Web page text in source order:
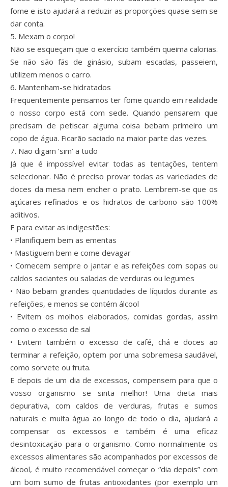
fome e isto ajudará a reduzir as proporções quase sem se
dar conta.
5. Mexam o corpo!
Não se esqueçam que o exercício também queima calorias.
Se não são fãs de ginásio, subam escadas, passeiem,
utilizem menos o carro.
6. Mantenham-se hidratados
Frequentemente pensamos ter fome quando em realidade
o nosso corpo está com sede. Quando pensarem que
precisam de petiscar alguma coisa bebam primeiro um
copo de água. Ficarão saciado na maior parte das vezes.
7. Não digam ‘sim’ a tudo
Já que é impossível evitar todas as tentações, tentem
seleccionar. Não é preciso provar todas as variedades de
doces da mesa nem encher o prato. Lembrem-se que os
açúcares refinados e os hidratos de carbono são 100%
aditivos.
E para evitar as indigestões:
• Planifiquem bem as ementas
• Mastiguem bem e come devagar
• Comecem sempre o jantar e as refeições com sopas ou
caldos saciantes ou saladas de verduras ou legumes
• Não bebam grandes quantidades de líquidos durante as
refeições, e menos se contém álcool
• Evitem os molhos elaborados, comidas gordas, assim
como o excesso de sal
• Evitem também o excesso de café, chá e doces ao
terminar a refeição, optem por uma sobremesa saudável,
como sorvete ou fruta.
E depois de um dia de excessos, compensem para que o
vosso organismo se sinta melhor! Uma dieta mais
depurativa, com caldos de verduras, frutas e sumos
naturais e muita água ao longo de todo o dia, ajudará a
compensar os excessos e também é uma eficaz
desintoxicação para o organismo. Como normalmente os
excessos alimentares são acompanhados por excessos de
álcool, é muito recomendável começar o “dia depois” com
um bom sumo de frutas antioxidantes (por exemplo um